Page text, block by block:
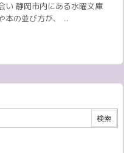
い 静岡市内にある水曜文庫
本の並び方が、 ...